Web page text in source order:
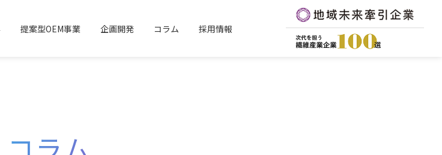
提案型OEM事業 企画開発 コラム 採用情報